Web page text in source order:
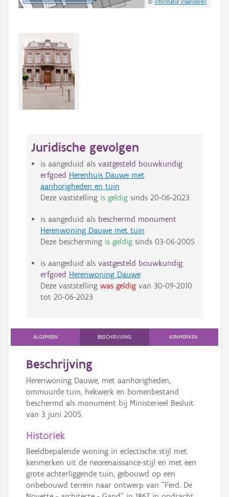
©Informatie Vlaanderen
Juridische gevolgen
is aangeduid als vastgesteld bouwkundig
erfgoed Herenhuis Dauwe met
aanhorigheden en tuin
Deze vaststelling is geldigsinds 20-06-2023
is aangeduid als beschermd monument
Herenwoning Dauwe met tuin
Deze bescherming is geldigsinds 03-06-2005
is aangeduid als vastgesteld bouwkundig
erfgoed Herenwoning Dauwe
Deze vaststelling was geldigvan 30-09-2010
tot 20-06-2023
ALGEMEEN BESCHRIJVING KENMERKEN
Beschrijving
Herenwoning Dauwe, met aanhorigheden,
ommuurde tuin, hekwerk en bomenbestand
beschermd als monument bij Ministerieel Besluit
van 3 juni 2005.
Historiek
Beeldbepalende woning in eclectische stijl met
kenmerken uit de neorenaissance-stijl en met een
grote achterliggende tuin, gebouwd op een
onbebouwd terrein naar ontwerp van "Ferd. De